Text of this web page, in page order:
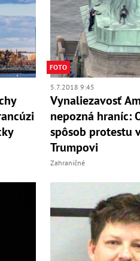
FOTO
5.7.2018 9:45
Vynaliezavosť
nepozná hraníc:
spôsob protestu
Trumpovi
Zahraničné